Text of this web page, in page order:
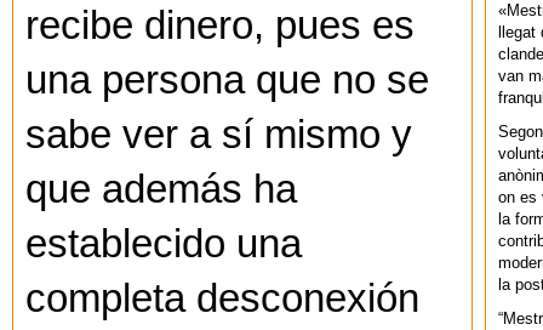
recibe dinero, pues es
una persona que no se
sabe ver a sí mismo y
que además ha
establecido una
completa desconexión
van
on es
la
la